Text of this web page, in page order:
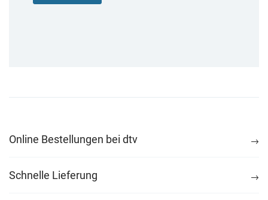
Online Bestellungen bei dtv
Schnelle Lieferung